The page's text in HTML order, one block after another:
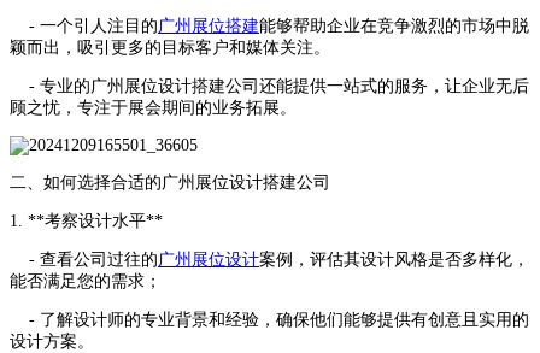
- 一个引人注目的广州展位搭建能够帮助企业在竞争激烈的市场中脱
颖而出，吸引更多的目标客户和媒体关注。
- 专业的广州展位设计搭建公司还能提供一站式的服务，让企业无后
顾之忧，专注于展会期间的业务拓展。
二、如何选择合适的广州展位设计搭建公司
1. **考察设计水平**
- 查看公司过往的广州展位设计案例，评估其设计风格是否多样化，
能否满足您的需求；
- 了解设计师的专业背景和经验，确保他们能够提供有创意且实用的
设计方案。